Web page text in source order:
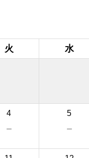
火 水
4
－
5
－